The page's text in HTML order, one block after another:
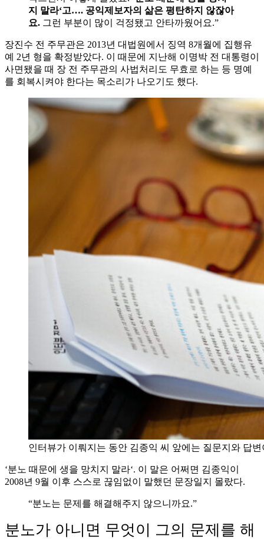
지 말라‘고…. 공익제보자의 삶은 평탄하지 않잖아
요. 그런 부분이 많이 걱정됐고 안타까웠어요.”
장진수 전 주무관은 2013년 대법원에서 징역 8개월에 집행유
예 2년 형을 확정받았다. 이 때문에 지난해 이명박 전 대통령이
사면됐을 때 장 전 주무관의 사법처리도 무효로 하는 등 명예
를 회복시켜야 한다는 목소리가 나오기도 했다.
인터뷰가 이뤄지는 동안 김종익 씨 앞에는 질문지와 답
‘분노 때문에 생을 망치지 말라‘. 이 말은 어쩌면 김종익이
2008년 9월 이후 스스로 끊임없이 말했던 문장일지 몰랐다.
“분노는 문제를 해결해주지 않으니까요.”
분노가 아니면 무엇이 그의 문제를 해